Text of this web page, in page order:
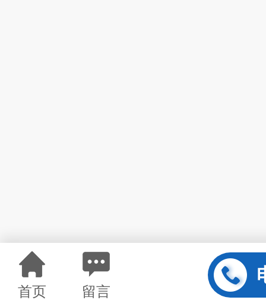
首页 留言